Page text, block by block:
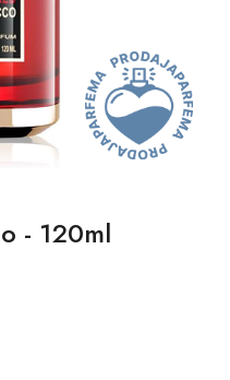
- 120ml